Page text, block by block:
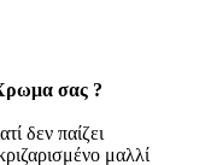
σας ?
δεν παίζει
μαλλί